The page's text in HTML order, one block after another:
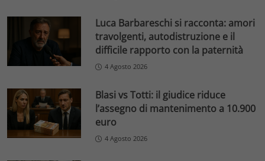
Luca Barbareschi si racconta: amori
travolgenti, autodistruzione e il
difficile rapporto con la paternità
4 Agosto 2026
Blasi vs Totti: il giudice riduce
l’assegno di mantenimento a 10.900
euro
4 Agosto 2026